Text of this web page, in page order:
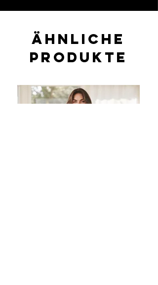
rouille pas, ne noircit pas,
la transpiration, à la
corrosion et aux chocs.
Hypoallergénique, il
bijou qui dure dans le temps.
Ähnliche
Produkte